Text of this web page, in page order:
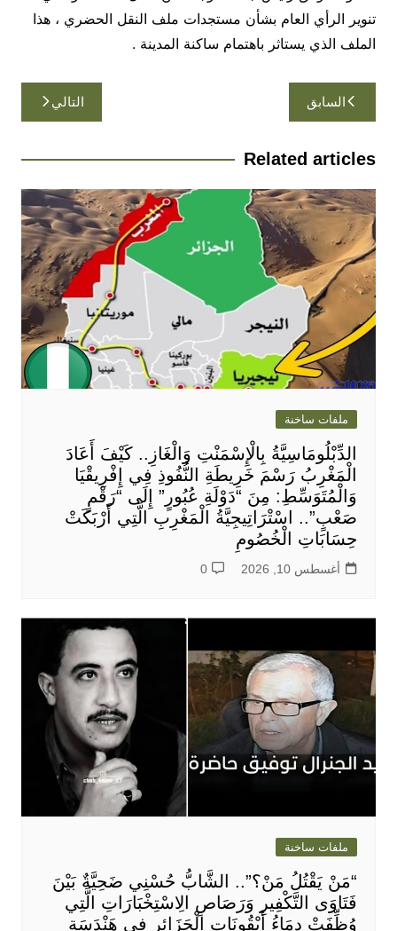
تنوير الرأي العام بشأن مستجدات ملف النقل الحضري ، هذا
الملف الذي يستاثر باهتمام ساكنة المدينة .
تصفّح
المقالات
السابق التالي
Related articles
ملفات ساخنة
الدِّبْلُومَاسِيَّةُ بِالْإِسْمَنْتِ وَالْغَازِ.. كَيْفَ أَعَادَ
الْمَغْرِبُ رَسْمَ خَرِيطَةِ النُّفُوذِ فِي إِفْرِيقْيَا
وَالْمُتَوَسِّطِ: مِنَ “دَوْلَةِ عُبُورٍ” إِلَى “رَقْمٍ
صَعْبٍ”.. اسْتْرَاتِيجِيَّةُ الْمَغْرِبِ الَّتِي أَرْبَكَتْ
حِسَابَاتِ الْخُصُومِ
أغسطس 10, 2026 0
ملفات ساخنة
“مَنْ يَقْتُلُ مَنْ؟”.. الشَّابُّ حُسْنِي ضَحِيَّةٌ بَيْنَ
فَتَاوَى التَّكْفِيرِ وَرَصَاصِ الِاسْتِخْبَارَاتِ الَّتِي
وُظِّفَتْ دِمَاءُ أَيْقُونَاتِ الْجَزَائِرِ فِي هَنْدَسَةِ